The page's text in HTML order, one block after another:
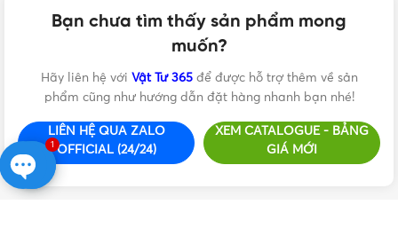
một thiết bị làm mát mà còn nâng tầm không gian sống với
sự tiện nghi và thẩm mỹ. Độ bền cao, vận hành ổn định
cùng thiết kế thân thiện với người dùng chính là những
điểm cộng khiến quạt Nanoco ngày càng được ưa chuộng
trên thị trường.
Nếu bạn đang tìm kiếm những mẫu quạt lửng Nanoco chính
hãng, giá tốt, hãy đến ngay vớiVật Tư 365 – Nhà phân phối
chính thức các sản phẩm Nanoco tại Việt Nam
cam kết cung cấp sản phẩm chất lượng, giá cả cạnh tranh
Bạn chưa tìm thấy sản phẩm mong
muốn?
Hãy liên hệ với Vật Tư 365để được hỗ trợ thêm về sản
phẩm cũng như hướng dẫn đặt hàng nhanh bạn nhé!
LIÊN HỆ QUA ZALO
OFFICIAL (24/24)
XEM CATALOGUE - BẢNG
GIÁ MỚI
Open
1